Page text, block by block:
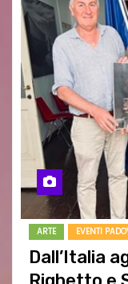
ARTE EVENTI
Dall’Italia